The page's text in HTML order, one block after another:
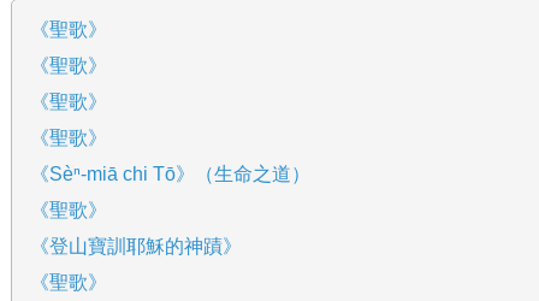
《聖歌》
《聖歌》
《聖歌》
《聖歌》
《Sèⁿ-miā chi Tō》（生命之道）
《聖歌》
《登山寶訓耶穌的神蹟》
《聖歌》